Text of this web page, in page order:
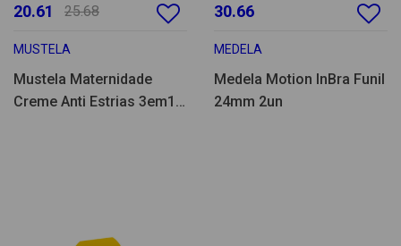
20.61 25.68
MUSTELA
Mustela Maternidade
Creme Anti Estrias 3em1
30.66
MEDELA
Medela Motion InBra Funil
24mm 2un